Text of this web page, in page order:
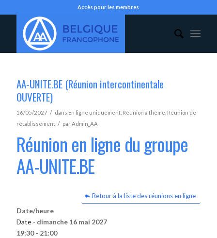
Accès pour les membres
AA-UNITE.BE (Réunion intercontinentale
OUVERTE)
16/05/2027 / dans En ligne uniquement, Réunion à thème Réunion de
rétablissement / parAdmin_AA
Réunion en ligne du groupe
AA-UNITE.BE
Retour à la liste des réunions en ligne
Date/heure
Date - dimanche 16 mai 2027
19:30 - 21:00